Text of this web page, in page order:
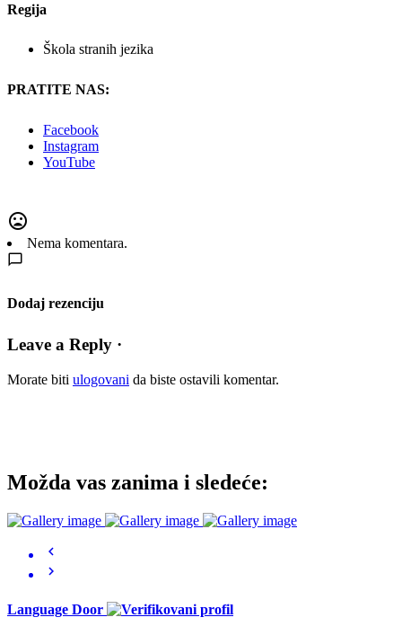
Regija
Škola stranih jezika
PRATITE NAS:
Facebook
Instagram
YouTube
Nema komentara.
Dodaj rezenciju
Leave a Reply ·
Morate biti ulogovani da biste ostavili komentar.
Možda vas zanima i sledeće:
Language Door